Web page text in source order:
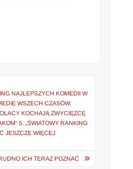
NAJLEPSZYCH KOMEDII W
WSZECH CZASÓW.
KOCHAJĄ ZWYCIĘZCĘ
5. „ŚWIATOWY RANKING
JESZCZE WIĘCEJ
ICH TERAZ POZNAĆ